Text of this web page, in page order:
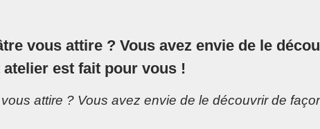
vous attire ? Vous avez envie de le
atelier est fait pour vous !
vous attire ? Vous avez envie de le découvrir de